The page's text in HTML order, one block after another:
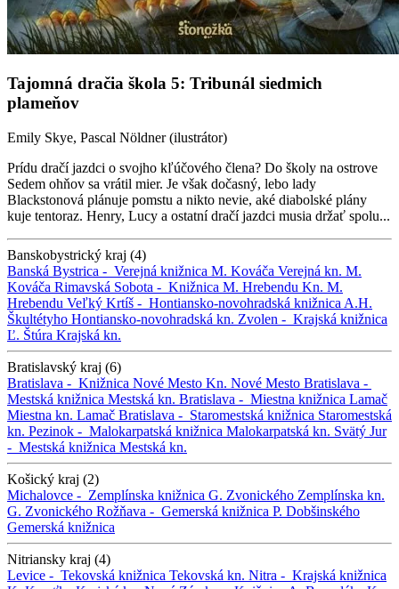
Tajomná dračia škola 5: Tribunál siedmich
plameňov
Emily Skye, Pascal Nöldner (ilustrátor)
Prídu dračí jazdci o svojho kľúčového člena? Do školy na ostrove
Sedem ohňov sa vrátil mier. Je však dočasný, lebo lady
Blackstonová plánuje pomstu a nikto nevie, aké diabolské plány
kuje tentoraz. Henry, Lucy a ostatní dračí jazdci musia držať spolu...
Banskobystrický kraj (4)
Banská Bystrica - Verejná knižnica M. Kováča Verejná kn. M.
Kováča Rimavská Sobota - Knižnica M. Hrebendu Kn. M.
Hrebendu Veľký Krtíš - Hontiansko-novohradská knižnica A.H.
Škultétyho Hontiansko-novohradská kn. Zvolen - Krajská knižnica
Ľ. Štúra Krajská kn.
Bratislavský kraj (6)
Bratislava - Knižnica Nové Mesto Kn. Nové Mesto Bratislava -
Mestská knižnica Mestská kn. Bratislava - Miestna knižnica Lamač
Miestna kn. Lamač Bratislava - Staromestská knižnica Staromestská
kn. Pezinok - Malokarpatská knižnica Malokarpatská kn. Svätý Jur
- Mestská knižnica Mestská kn.
Košický kraj (2)
Michalovce - Zemplínska knižnica G. Zvonického Zemplínska kn.
G. Zvonického Rožňava - Gemerská knižnica P. Dobšinského
Gemerská knižnica
Nitriansky kraj (4)
Levice - Tekovská knižnica Tekovská kn. Nitra - Krajská knižnica